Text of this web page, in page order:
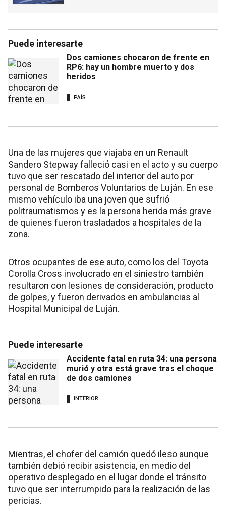
Puede interesarte
Dos camiones chocaron de frente en
RP6: hay un hombre muerto y dos
heridos
PAÍS
Una de las mujeres que viajaba en un Renault
Sandero Stepway falleció casi en el acto y su cuerpo
tuvo que ser rescatado del interior del auto por
personal de Bomberos Voluntarios de Luján. En ese
mismo vehículo iba una joven que sufrió
politraumatismos y es la persona herida más grave
de quienes fueron trasladados a hospitales de la
zona.
Otros ocupantes de ese auto, como los del Toyota
Corolla Cross involucrado en el siniestro también
resultaron con lesiones de consideración, producto
de golpes, y fueron derivados en ambulancias al
Hospital Municipal de Luján.
Puede interesarte
Accidente fatal en ruta 34: una persona
murió y otra está grave tras el choque
de dos camiones
INTERIOR
Mientras, el chofer del camión quedó ileso aunque
también debió recibir asistencia, en medio del
operativo desplegado en el lugar donde el tránsito
tuvo que ser interrumpido para la realización de las
pericias.